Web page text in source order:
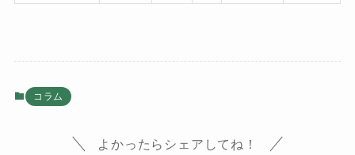
コラム
よかったらシェアしてね！